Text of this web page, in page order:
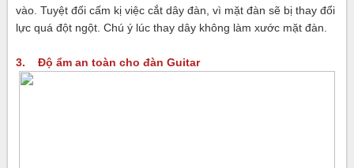
vào. Tuyệt đối cấm kị việc cắt dây đàn, vì mặt đàn sẽ bị thay đổi
lực quá đột ngột. Chú ý lúc thay dây không làm xước mặt đàn.
3. Độ ẩm an toàn cho đàn Guitar